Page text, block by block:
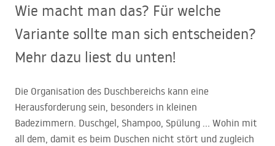
Wie macht man das? Für welche
Variante sollte man sich entscheiden?
Mehr dazu liest du unten!
Die Organisation des Duschbereichs kann eine
Herausforderung sein, besonders in kleinen
Badezimmern. Duschgel, Shampoo, Spülung … Wohin mit
all dem, damit es beim Duschen nicht stört und zugleich